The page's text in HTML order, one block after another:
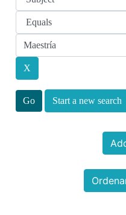
Start a new search